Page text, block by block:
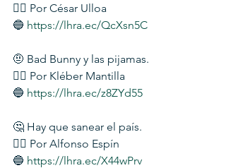
✍🏻 Por César Ulloa
🔵 https://lhra.ec/QcXsn5C
🤨 Bad Bunny y las pijamas.
✍🏻 Por Kléber Mantilla
🔵 https://lhra.ec/z8ZYd55
🤔 Hay que sanear el país.
✍🏻 Por Alfonso Espín
🔵 https://lhra.ec/X44wPrv